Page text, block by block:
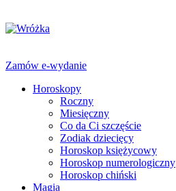
Zamów e-wydanie
Horoskopy
Roczny
Miesięczny
Co da Ci szczęście
Zodiak dziecięcy
Horoskop księżycowy
Horoskop numerologiczny
Horoskop chiński
Magia